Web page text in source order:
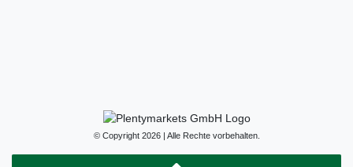
© Copyright 2026 | Alle Rechte vorbehalten.